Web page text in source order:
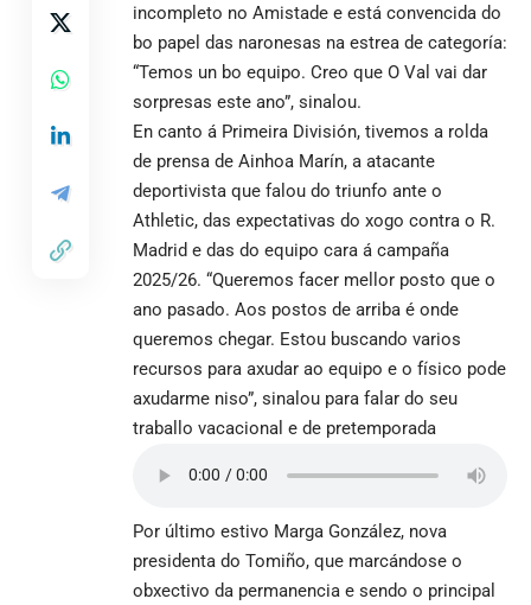
incompleto no Amistade e está convencida do
bo papel das naronesas na estrea de categoría:
“Temos un bo equipo. Creo que O Val vai dar
sorpresas este ano”, sinalou.
En canto á Primeira División, tivemos a rolda
de prensa de Ainhoa Marín, a atacante
deportivista que falou do triunfo ante o
Athletic, das expectativas do xogo contra o R.
Madrid e das do equipo cara á campaña
2025/26. “Queremos facer mellor posto que o
ano pasado. Aos postos de arriba é onde
queremos chegar. Estou buscando varios
recursos para axudar ao equipo e o físico pode
axudarme niso”, sinalou para falar do seu
traballo vacacional e de pretemporada
Por último estivo Marga González, nova
presidenta do Tomiño, que marcándose o
obxectivo da permanencia e sendo o principal